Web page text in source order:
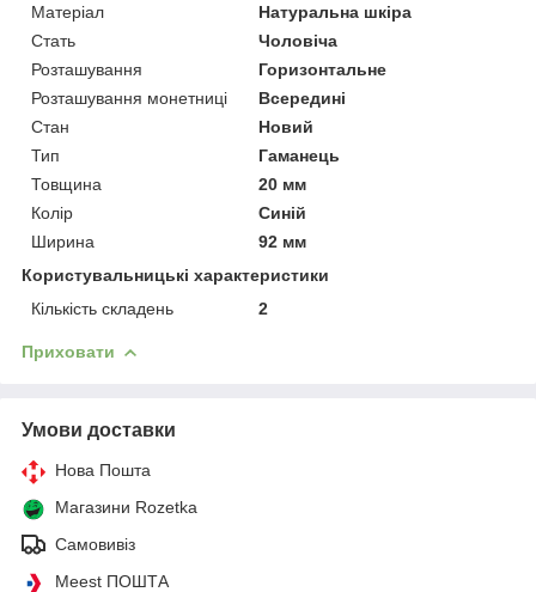
Матеріал
Натуральна шкіра
Стать
Чоловіча
Розташування
Горизонтальне
Розташування монетниці
Всередині
Стан
Новий
Тип
Гаманець
Товщина
20 мм
Колір
Синій
Ширина
92 мм
Користувальницькі характеристики
Кількість складень
2
Приховати
Умови доставки
Нова Пошта
Магазини Rozetka
Самовивіз
Meest ПОШТА